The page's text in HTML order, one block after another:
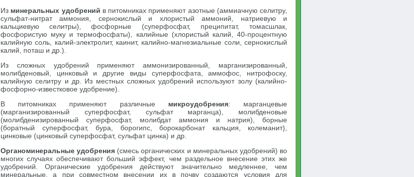
Из минеральных удобрений в питомниках применяют азотные (аммиачную селитру,
сульфат-нитрат аммония, сернокислый и хлористый аммоний, натриевую и
кальциевую селитры), фосфорные (суперфосфат, преципитат, томасшлак,
фосфористую муку и термофосфаты), калийные (хлористый калий, 40-процентную
калийную соль, калий-электролит, каинит, калийно-магнезиальные соли, сернокислый
калий, поташ и др.).
Из сложных удобрений применяют аммонизированный, марганизированный,
молибденовый, цинковый и другие виды суперфосфата, аммофос, нитрофоску,
калийную селитру и др. Из местных сложных удобрений используют золу (калийно-
фосфорно-известковое удобрение).
В питомниках применяют различные микроудобрения: марганцевые
(марганизированный суперфосфат, сульфат марганца), молибденовые
(молибденизированный суперфосфат, молибдат аммония и натрия), борные
(боратный суперфосфат, бура, борогипс, борокарбонат кальция, колеманит),
цинковые (цинковый суперфосфат, сульфат цинка) и др.
Органоминеральные удобрения (смесь органических и минеральных удобрений) во
многих случаях обеспечивают больший эффект, чем раздельное внесение этих же
удобрений. Органические удобрения действуют значительно медленнее, чем
минеральные, а при совместном внесении их в почву создаются условия для